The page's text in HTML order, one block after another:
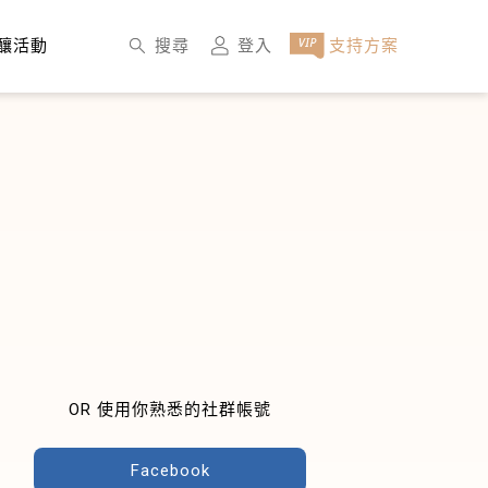
活動 搜尋 登入 支持方案
OR 使用你熟悉的社群帳號
Facebook